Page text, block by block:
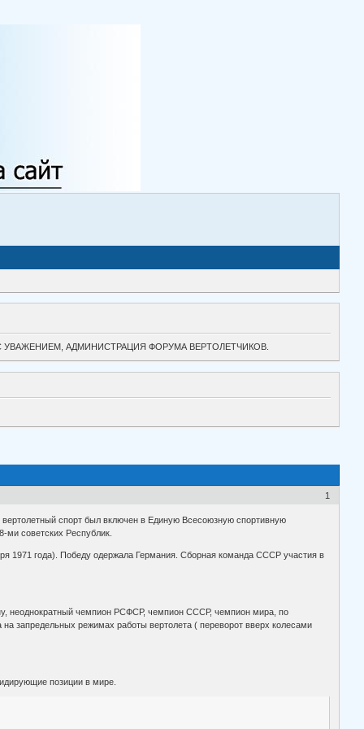
УВАЖЕНИЕМ, АДМИНИСТРАЦИЯ ФОРУМА ВЕРТОЛЕТЧИКОВ.
1
спорт был включен в Единую Всесоюзную спортивную
советских Республик.
1971 года). Победу одержала Германия. Сборная команда СССР участия в
неоднократный чемпион РСФСР, чемпион СССР, чемпион мира, по
запредельных режимах работы вертолета ( переворот вверх колесами
позиции в мире.